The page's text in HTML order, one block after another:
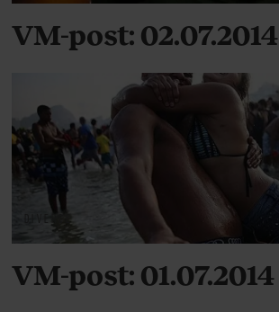
VM-post: 02.07.2014
DIVERSE
VM-post: 01.07.2014